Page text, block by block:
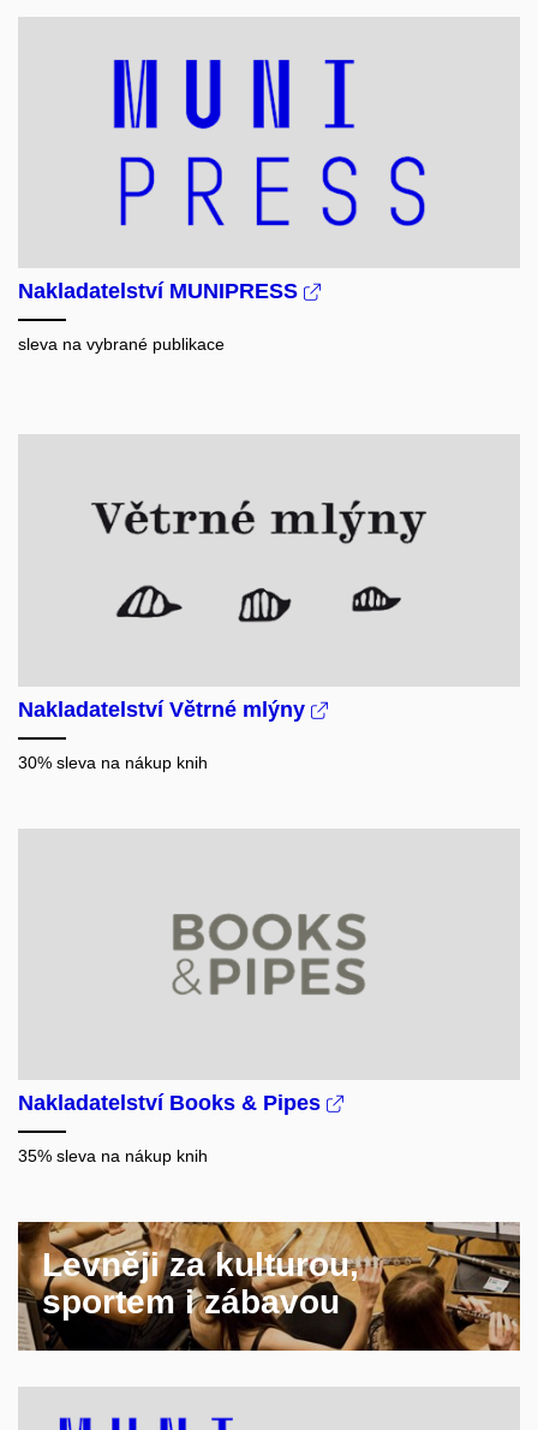
Nakladatelství MUNIPRESS
sleva na vybrané publikace
Nakladatelství Větrné mlýny
30% sleva na nákup knih
Nakladatelství Books & Pipes
35% sleva na nákup knih
Levněji za kulturou,
sportem i zábavou